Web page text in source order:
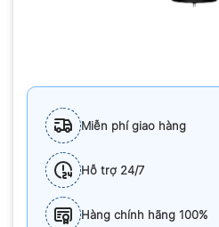
Miễn phí giao hàng
Hỗ trợ 24/7
Hàng chính hãng 100%